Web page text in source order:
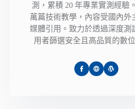
測，累積 20 年專業實測經驗
萬篇技術教學，內容受國內外
媒體引用。致力於透過深度測
用者篩選安全且高品質的數